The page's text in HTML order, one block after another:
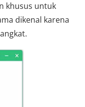
khusus untuk
dikenal karena